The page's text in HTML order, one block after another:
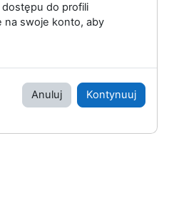
do profili
na swoje konto, aby
Anuluj Kontynuuj